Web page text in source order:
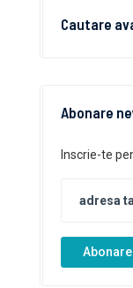
Cautare
Abonare
Inscrie-te
Abonare